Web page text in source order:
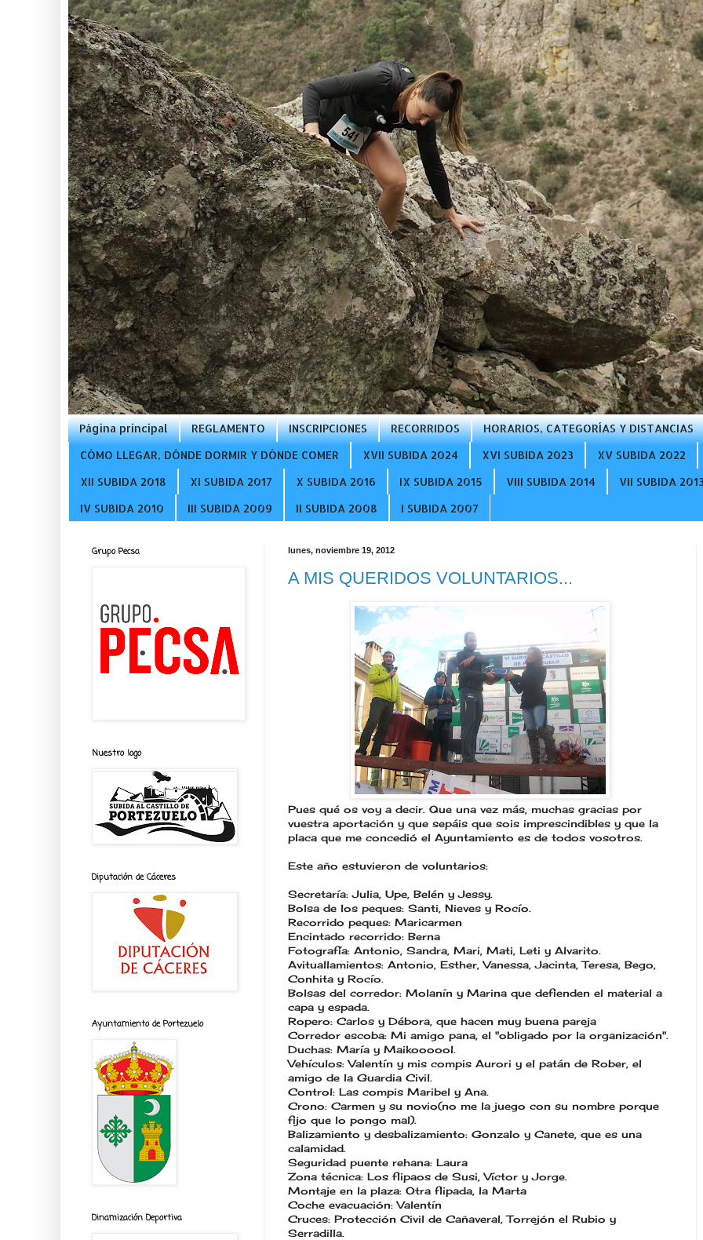
Página principal REGLAMENTO INSCRIPCIONES RECORRIDOS HORARIOS, CATEGORÍAS Y DISTANCIAS
CÓMO LLEGAR, DÓNDE DORMIR Y DÓNDE COMER
XVII SUBIDA 2024 XVI SUBIDA 2023 XV SUBIDA 2022
XII SUBIDA 2018
XI SUBIDA 2017 X SUBIDA 2016 IX SUBIDA 2015 VIII SUBIDA 2014 VII SUBIDA 2013
IV SUBIDA 2010
III SUBIDA 2009 II SUBIDA 2008 I SUBIDA 2007
lunes, noviembre 19, 2012
A MIS QUERIDOS VOLUNTARIOS...
Pues qué os voy a decir. Que una vez más, muchas gracias por
vuestra aportación y que sepáis que sois imprescindibles y que la
placa que me concedió el Ayuntamiento es de todos vosotros.
Este año estuvieron de voluntarios:
Secretaría: Julia, Upe, Belén y Jessy.
Bolsa de los peques: Santi, Nieves y Rocío.
Recorrido peques: Maricarmen
Encintado recorrido: Berna
Fotografía: Antonio, Sandra, Mari, Mati, Leti y Alvarito.
Avituallamientos: Antonio, Esther, Vanessa, Jacinta, Teresa, Bego,
Conhita y Rocío.
Bolsas del corredor: Molanín y Marina que defienden el material a
capa y espada.
Ropero: Carlos y Débora, que hacen muy buena pareja
Corredor escoba: Mi amigo pana, el "obligado por la organización".
Duchas: María y Maikoooool.
Vehículos: Valentín y mis compis Aurori y el patán de Rober, el
amigo de la Guardia Civil.
Control: Las compis Maribel y Ana.
Crono: Carmen y su novio(no me la juego con su nombre porque
fijo que lo pongo mal).
Balizamiento y desbalizamiento: Gonzalo y Canete, que es una
calamidad.
Seguridad puente rehana: Laura
Zona técnica: Los flipaos de Susi, Víctor y Jorge.
Montaje en la plaza: Otra flipada, la Marta
Coche evacuación: Valentín
Cruces: Protección Civil de Cañaveral, Torrejón el Rubio y
Serradilla.
Grupo Pecsa
Nuestro logo
Diputación de Cáceres
Ayuntamiento de Portezuelo
Dinamización Deportiva